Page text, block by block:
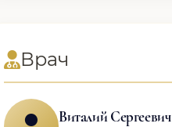
Врач
Виталий Сергеевич